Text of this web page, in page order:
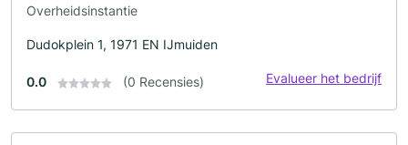
Overheidsinstantie
Dudokplein 1, 1971 EN IJmuiden
0.0 (0 Recensies) Evalueer het bedrijf